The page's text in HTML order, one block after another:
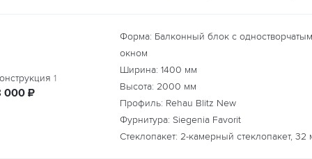
1
000 руб.
₽
Форма: Балконный блок с одностворчатым
окном
Ширина: 1400 мм
Высота: 2000 мм
Профиль: Rehau Blitz New
Фурнитура: Siegenia Favorit
Стеклопакет: 2-камерный стеклопакет, 32